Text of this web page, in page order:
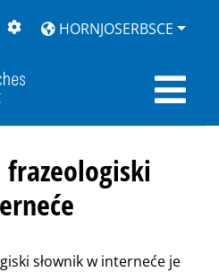
ZWOBRAZNJENJE
HORNJOSERBSCE
słownik w interneće je